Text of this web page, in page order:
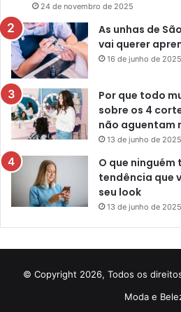
24 de novembro de 2025
As unhas de
vai querer
16 de junho de 2025
Por que todo
sobre os 4
não aguentam
13 de junho de 2025
O que
tendência que
seu look
13 de junho de 2025
© Copyright 2026, Todos os
Moda e